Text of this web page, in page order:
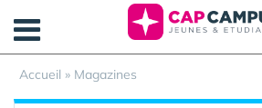
Accueil » Magazines
Panneau de gestion des cookies